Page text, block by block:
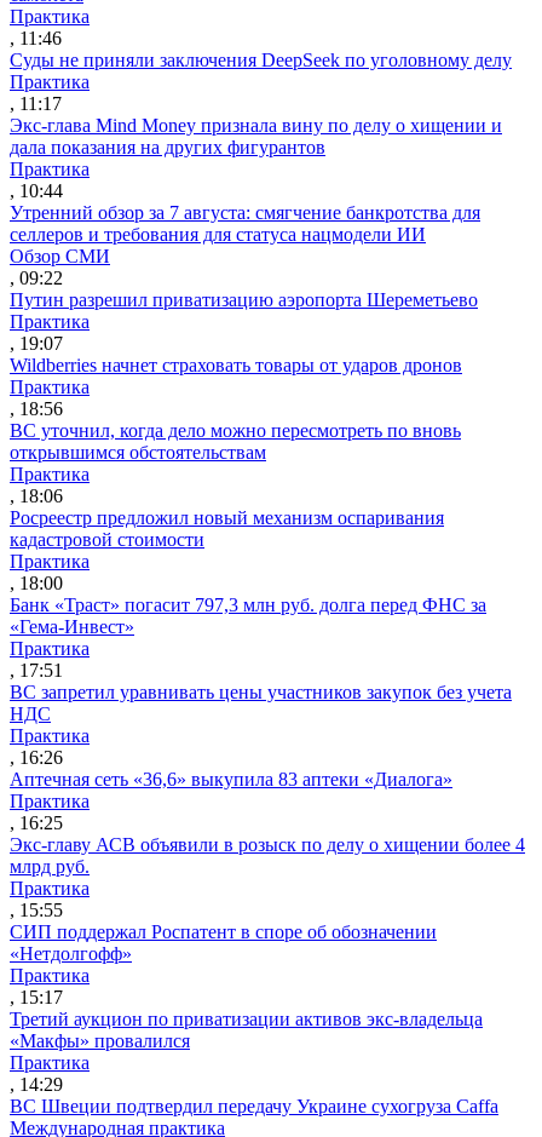
Практика
, 11:46
Суды не приняли заключения DeepSeek по уголовному делу
Практика
, 11:17
Экс-глава Mind Money признала вину по делу о хищении и
дала показания на других фигурантов
Практика
, 10:44
Утренний обзор за 7 августа: смягчение банкротства для
селлеров и требования для статуса нацмодели ИИ
Обзор СМИ
, 09:22
Путин разрешил приватизацию аэропорта Шереметьево
Практика
, 19:07
Wildberries начнет страховать товары от ударов дронов
Практика
, 18:56
ВС уточнил, когда дело можно пересмотреть по вновь
открывшимся обстоятельствам
Практика
, 18:06
Росреестр предложил новый механизм оспаривания
кадастровой стоимости
Практика
, 18:00
Банк «Траст» погасит 797,3 млн руб. долга перед ФНС за
«Гема-Инвест»
Практика
, 17:51
ВС запретил уравнивать цены участников закупок без учета
НДС
Практика
, 16:26
Аптечная сеть «36,6» выкупила 83 аптеки «Диалога»
Практика
, 16:25
Экс-главу АСВ объявили в розыск по делу о хищении более 4
млрд руб.
Практика
, 15:55
СИП поддержал Роспатент в споре об обозначении
«Нетдолгофф»
Практика
, 15:17
Третий аукцион по приватизации активов экс-владельца
«Макфы» провалился
Практика
, 14:29
ВС Швеции подтвердил передачу Украине сухогруза Caffa
Международная практика